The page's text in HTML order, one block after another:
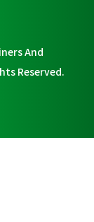
And
Reserved.